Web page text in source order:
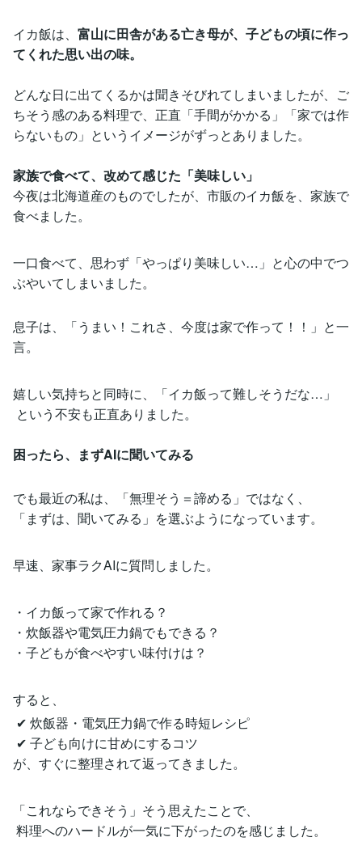
イカ飯は、 富山に田舎がある亡き母が、子どもの頃に作っ
てくれた思い出の味。
どんな日に出てくるかは聞きそびれてしまいましたが、ご
ちそう感のある料理で、正直「手間がかかる」「家では作
らないもの」というイメージがずっとありました。
家族で食べて、改めて感じた「美味しい」
今夜は北海道産のものでしたが、市販のイカ飯を、家族で
食べました。
一口食べて、思わず「やっぱり美味しい…」と心の中でつ
ぶやいてしまいました。
息子は、「うまい！これさ、今度は家で作って！！」と一
言。
嬉しい気持ちと同時に、「イカ飯って難しそうだな…」
という不安も正直ありました。
困ったら、まずAIに聞いてみる
でも最近の私は、「無理そう＝諦める」ではなく、
「まずは、聞いてみる」を選ぶようになっています。
早速、家事ラクAIに質問しました。
・イカ飯って家で作れる？
・炊飯器や電気圧力鍋でもできる？
・子どもが食べやすい味付けは？
すると、
✔ 炊飯器・電気圧力鍋で作る時短レシピ
✔ 子ども向けに甘めにするコツ
が、すぐに整理されて返ってきました。
「これならできそう」そう思えたことで、
料理へのハードルが一気に下がったのを感じました。